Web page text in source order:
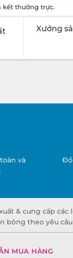
kết thường trực.
Xưởng
và
& cung cấp
bông theo yêu
MUA HÀNG